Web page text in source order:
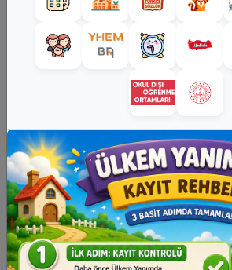
Kitaplar
Sesli Kitaplar